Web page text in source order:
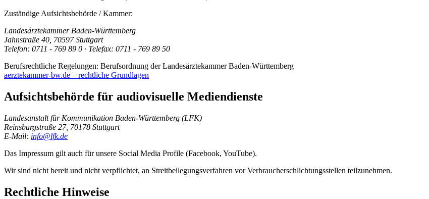
Zuständige Aufsichtsbehörde / Kammer:
Landesärztekammer Baden-Württemberg
Jahnstraße 40, 70597 Stuttgart
Telefon: 0711 - 769 89 0 · Telefax: 0711 - 769 89 50
Berufsrechtliche Regelungen: Berufsordnung der Landesärztekammer Baden-Württemberg
aerztekammer-bw.de – rechtliche Grundlagen
Aufsichtsbehörde für audiovisuelle Mediendienste
Landesanstalt für Kommunikation Baden-Württemberg (LFK)
Reinsburgstraße 27, 70178 Stuttgart
E-Mail: info@lfk.de
Das Impressum gilt auch für unsere Social Media Profile (Facebook, YouTube).
Wir sind nicht bereit und nicht verpflichtet, an Streitbeilegungsverfahren vor Verbraucherschlichtungsstellen teilzunehmen.
Rechtliche Hinweise